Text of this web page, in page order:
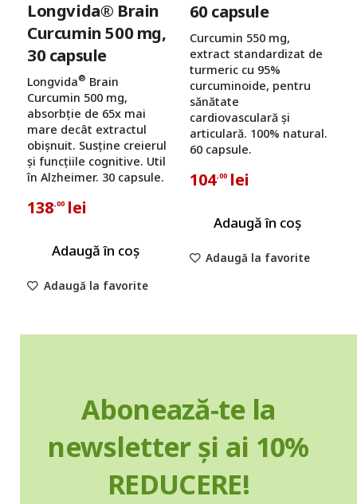
Longvida® Brain
Curcumin 500 mg,
30 capsule
Longvida® Brain
Curcumin 500 mg,
absorbție de 65x mai
mare decât extractul
obișnuit. Susține creierul
și funcțiile cognitive. Util
în Alzheimer. 30 capsule.
138,00 lei
Adaugă în coș
Adaugă la favorite
60 capsule
Curcumin 550 mg,
extract standardizat de
turmeric cu 95%
curcuminoide, pentru
sănătate
cardiovasculară și
articulară. 100% natural.
60 capsule.
104,00 lei
Adaugă în coș
Adaugă la favorite
Abonează-te la
newsletter și ai 10%
REDUCERE!